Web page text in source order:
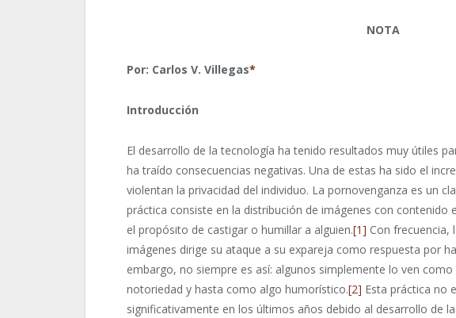
NOTA
Por: Carlos V. Villegas*
Introducción
El desarrollo de la tecnología ha tenido resultados muy útiles
ha traído consecuencias negativas. Una de estas ha sido el
violentan la privacidad del individuo. La pornovenganza es un
práctica consiste en la distribución de imágenes con contenido
el propósito de castigar o humillar a alguien.[1] Con frecuencia,
imágenes dirige su ataque a su expareja como respuesta por
embargo, no siempre es así: algunos simplemente lo ven
notoriedad y hasta como algo humorístico.[2] Esta práctica no
significativamente en los últimos años debido al desarrollo de